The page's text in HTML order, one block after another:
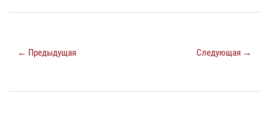
← Предыдущая Следующая →